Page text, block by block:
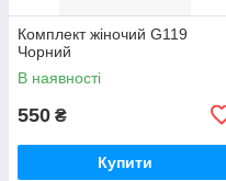
Комплект жіночий G119
Чорний
В наявності
550 ₴
Купити